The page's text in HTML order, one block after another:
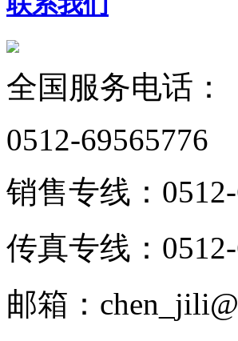
全国服务电话：
0512-69565776
销售专线：
传真专线：
邮箱：